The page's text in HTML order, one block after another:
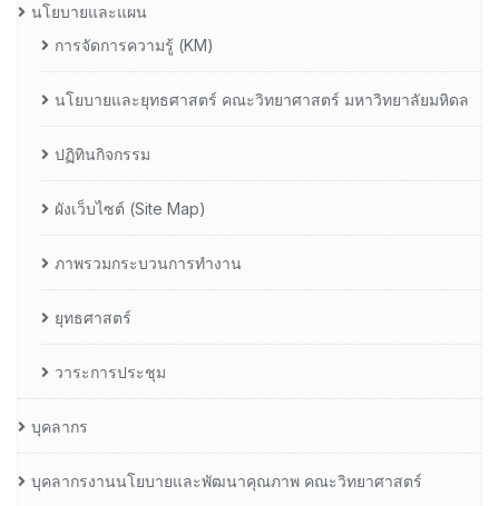
นโยบายและแผน
การจัดการความรู้ (KM)
นโยบายและยุทธศาสตร์ คณะวิทยาศาสตร์ มหาวิทยาลัยมหิดล
ปฏิทินกิจกรรม
ผังเว็บไซต์ (Site Map)
ภาพรวมกระบวนการทำงาน
ยุทธศาสตร์
วาระการประชุม
บุคลากร
บุคลากรงานนโยบายและพัฒนาคุณภาพ คณะวิทยาศาสตร์